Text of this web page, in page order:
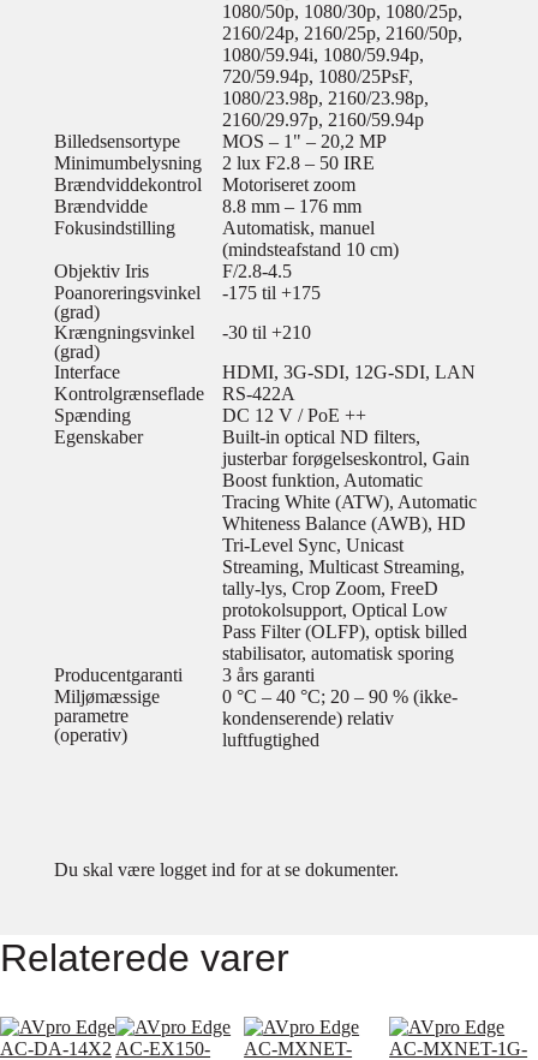
1080/50p, 1080/30p, 1080/25p,
2160/24p, 2160/25p, 2160/50p,
1080/59.94i, 1080/59.94p,
720/59.94p, 1080/25PsF,
1080/23.98p, 2160/23.98p,
2160/29.97p, 2160/59.94p
Billedsensortype
MOS – 1" – 20,2 MP
Minimumbelysning
2 lux F2.8 – 50 IRE
Brændviddekontrol
Motoriseret zoom
Brændvidde
8.8 mm – 176 mm
Fokusindstilling
Automatisk, manuel
(mindsteafstand 10 cm)
Objektiv Iris
F/2.8-4.5
Poanoreringsvinkel
(grad)
-175 til +175
Krængningsvinkel
(grad)
-30 til +210
Interface
HDMI, 3G-SDI, 12G-SDI, LAN
Kontrolgrænseflade
RS-422A
Spænding
DC 12 V / PoE ++
Egenskaber
Built-in optical ND filters,
justerbar forøgelseskontrol, Gain
Boost funktion, Automatic
Tracing White (ATW), Automatic
Whiteness Balance (AWB), HD
Tri-Level Sync, Unicast
Streaming, Multicast Streaming,
tally-lys, Crop Zoom, FreeD
protokolsupport, Optical Low
Pass Filter (OLFP), optisk billed
stabilisator, automatisk sporing
Producentgaranti
3 års garanti
Miljømæssige
parametre
(operativ)
0 °C – 40 °C; 20 – 90 % (ikke-
kondenserende) relativ
luftfugtighed
Du skal være logget ind for at se dokumenter.
Relaterede varer